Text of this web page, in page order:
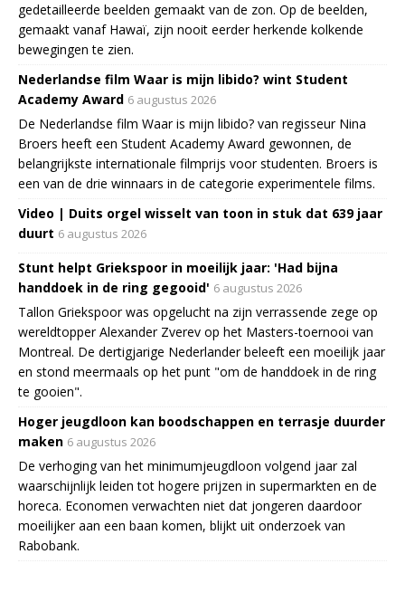
gedetailleerde beelden gemaakt van de zon. Op de beelden,
gemaakt vanaf Hawaï, zijn nooit eerder herkende kolkende
bewegingen te zien.
Nederlandse film Waar is mijn libido? wint Student
Academy Award 6 augustus 2026
De Nederlandse film Waar is mijn libido? van regisseur Nina
Broers heeft een Student Academy Award gewonnen, de
belangrijkste internationale filmprijs voor studenten. Broers is
een van de drie winnaars in de categorie experimentele films.
Video | Duits orgel wisselt van toon in stuk dat 639 jaar
duurt 6 augustus 2026
Stunt helpt Griekspoor in moeilijk jaar: 'Had bijna
handdoek in de ring gegooid' 6 augustus 2026
Tallon Griekspoor was opgelucht na zijn verrassende zege op
wereldtopper Alexander Zverev op het Masters-toernooi van
Montreal. De dertigjarige Nederlander beleeft een moeilijk jaar
en stond meermaals op het punt "om de handdoek in de ring
te gooien".
Hoger jeugdloon kan boodschappen en terrasje duurder
maken 6 augustus 2026
De verhoging van het minimumjeugdloon volgend jaar zal
waarschijnlijk leiden tot hogere prijzen in supermarkten en de
horeca. Economen verwachten niet dat jongeren daardoor
moeilijker aan een baan komen, blijkt uit onderzoek van
Rabobank.